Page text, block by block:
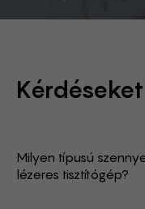
Milyen típusú
lézeres tisztítógép?